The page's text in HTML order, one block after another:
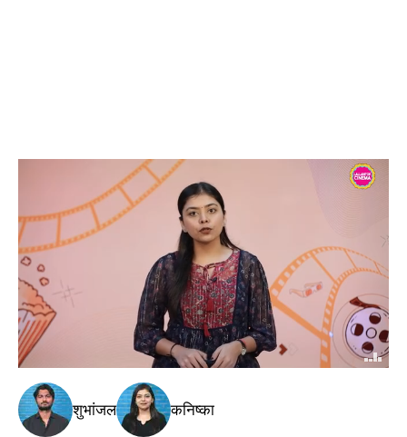
शुभांजल कनिष्का